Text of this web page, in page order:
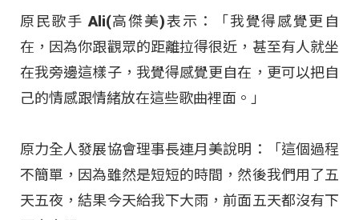
原民歌手 Ali(高傑美)表示：「我覺得感覺更自
在，因為你跟觀眾的距離拉得很近，甚至有人就坐
在我旁邊這樣子，我覺得感覺更自在，更可以把自
己的情感跟情緒放在這些歌曲裡面。」
原力全人發展協會理事長連月美說明：「這個過程
不簡單，因為雖然是短短的時間，然後我們用了五
天五夜，結果今天給我下大雨，前面五天都沒有下